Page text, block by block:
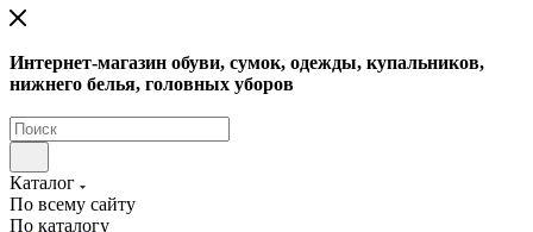
Интернет-магазин обуви, сумок, одежды, купальников,
нижнего белья, головных уборов
Каталог
По всему сайту
По каталогу